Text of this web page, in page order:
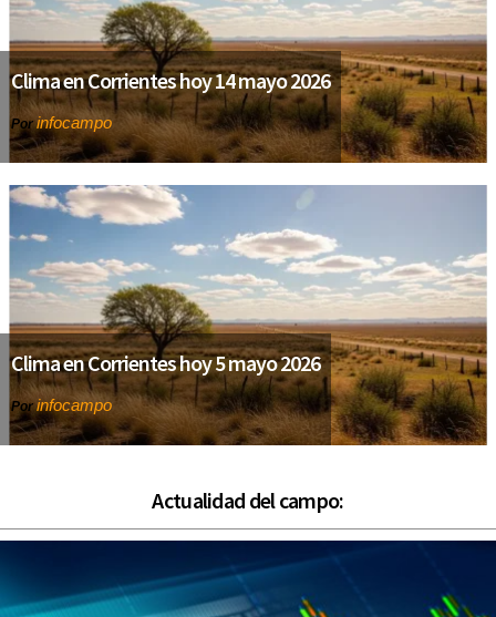
Clima en Corrientes hoy 14 mayo 2026
Porinfocampo
Clima en Corrientes hoy 5 mayo 2026
Porinfocampo
Actualidad del campo: